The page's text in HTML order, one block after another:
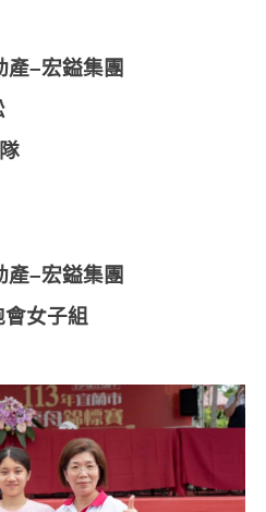
產–宏鎰集團
隊
產–宏鎰集團
女子組